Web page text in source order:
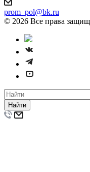
prom_pol@bk.ru
© 2026 Все права
Найти